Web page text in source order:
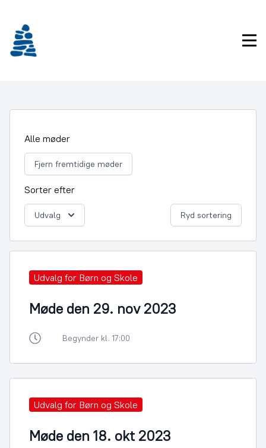
indhold
Alle møder
Fjern fremtidige møder
Sorter efter
Udvalg Ryd sortering
Udvalg for Børn og Skole
Møde den 29. nov 2023
Begynder kl. 17:00
Udvalg for Børn og Skole
Møde den 18. okt 2023